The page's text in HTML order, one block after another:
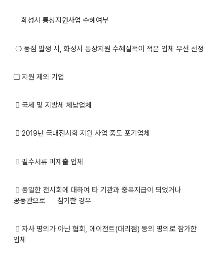
화성시 통상지원사업 수혜여부
❍ 동점 발생 시, 화성시 통상지원 수혜실적이 적은 업체 우선 선정
❏ 지원 제외 기업
 국세 및 지방세 체납업체
 2019년 국내전시회 지원 사업 중도 포기업체
 필수서류 미제출 업체
 동일한 전시회에 대하여 타 기관과 중복지급이 되었거나
공동관으로 참가한 경우
 자사 명의가 아닌 협회, 에이전트(대리점) 등의 명의로 참가한
업체